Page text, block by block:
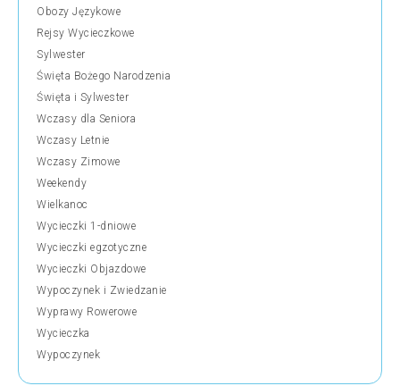
Obozy Językowe
Rejsy Wycieczkowe
Sylwester
Święta Bożego Narodzenia
Święta i Sylwester
Wczasy dla Seniora
Wczasy Letnie
Wczasy Zimowe
Weekendy
Wielkanoc
Wycieczki 1-dniowe
Wycieczki egzotyczne
Wycieczki Objazdowe
Wypoczynek i Zwiedzanie
Wyprawy Rowerowe
Wycieczka
Wypoczynek